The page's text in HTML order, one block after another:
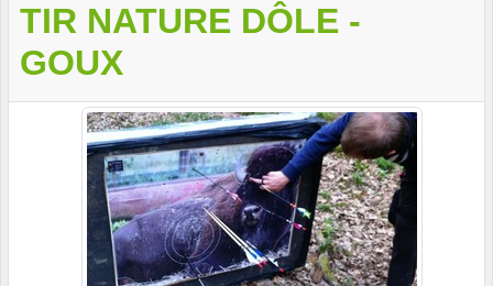
TIR NATURE DÔLE -
GOUX